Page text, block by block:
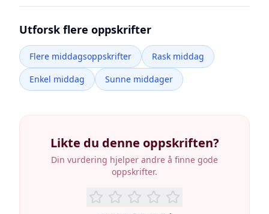
Utforsk flere oppskrifter
Flere middagsoppskrifter
Rask middag
Enkel middag
Sunne middager
Likte du denne oppskriften?
Din vurdering hjelper andre å finne gode
oppskrifter.